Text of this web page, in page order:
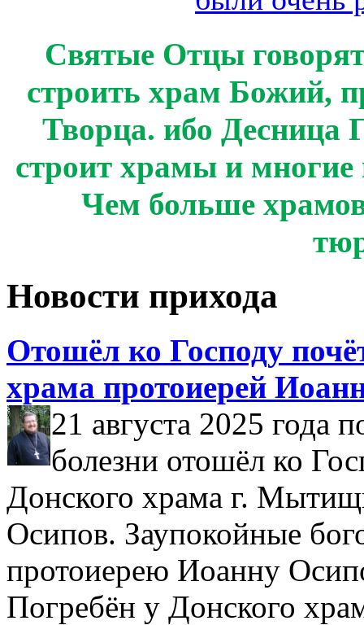
Святые Отцы
строить храм Божий,
Творца. ибо Десница
строит храмы и многие
Чем больше
Новости прихода
Отошёл ко Господу
храма протоиерей
21 августа 2025 года
болезни отошёл ко
Донского храма г.
Осипов. Заупокойные
протоиерею Иоанну
Погребён у Донского